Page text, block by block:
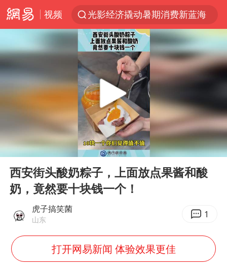
视频
光影经济撬动暑期消费新蓝海
陈思诚零点晒照为佟丽娅庆生
新疆优化调整景区内自驾服务费
《欢迎来龙餐馆》口碑
情侣在平潭拍日出时坠崖致一死一伤
检测列车撞人致11死2伤 涉事单位被罚
黄金牛市回来了吗
36岁男演员成景区NPC后人气爆棚
宇树王兴兴被问了360多个问题
商场现钱学森巨幅海报 负责人回应
Play
00:00 00:12
西安街头酸奶粽子，上面放点果酱和酸
奶，竟然要十块钱一个！
虎子搞笑菌
山东 1
打开网易新闻 体验效果更佳